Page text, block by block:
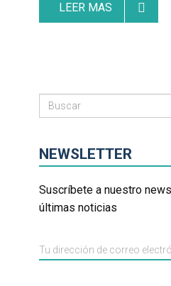
LEER MAS
NEWSLETTER
Suscríbete a nuestro
últimas noticias